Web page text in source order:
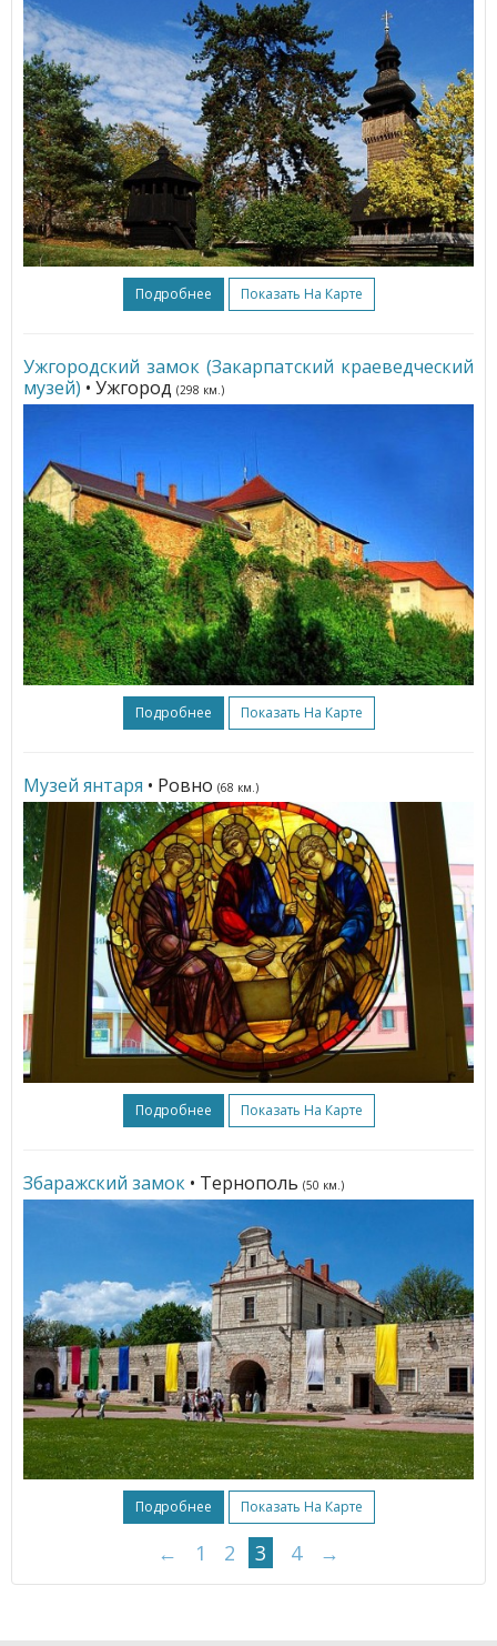
Подробнее Показать На Карте
Ужгородский замок (Закарпатский краеведческий
музей) • Ужгород (298 км.)
Подробнее Показать На Карте
Музей янтаря • Ровно (68 км.)
Подробнее Показать На Карте
Збаражский замок • Тернополь (50 км.)
Подробнее Показать На Карте
← 1 2 3 4 →